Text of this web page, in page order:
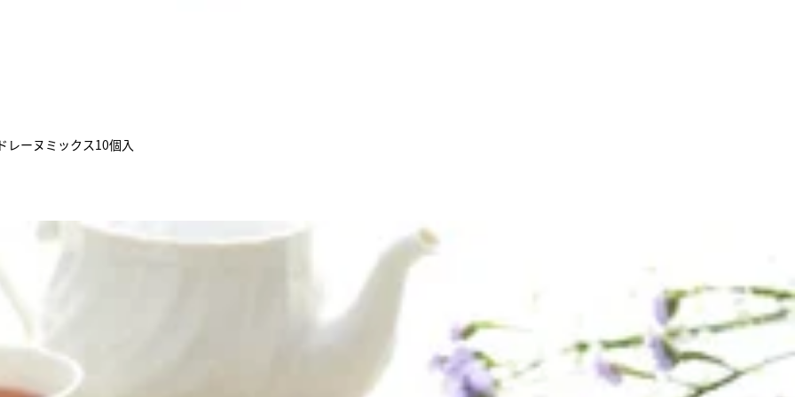
レーヌミックス10個入